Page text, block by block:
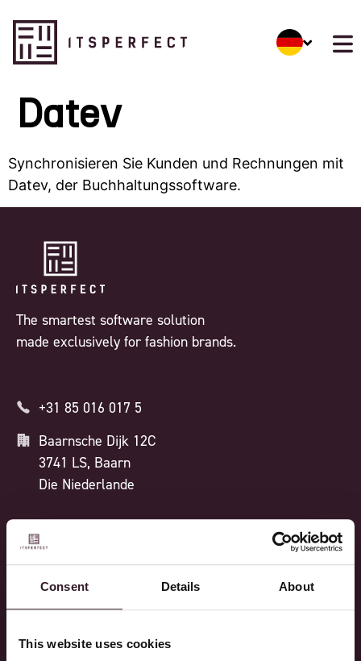
Consent Details About
This website uses cookies
Datev
Synchronisieren Sie Kunden und Rechnungen mit
Datev, der Buchhaltungssoftware.
The smartest software solution
made exclusively for fashion brands.
+31 85 016 017 5
Baarnsche Dijk 12C
3741 LS, Baarn
Die Niederlande
ISO 27001 ZERTIFIZIERT
Prozesse
Design